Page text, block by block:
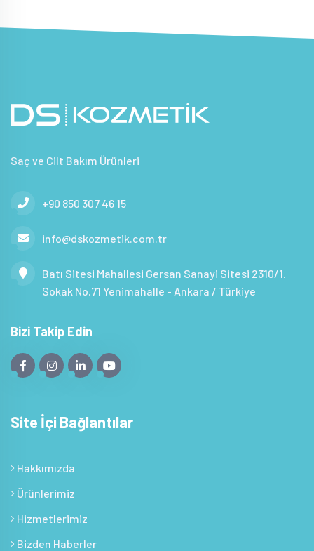
Saç ve Cilt Bakım Ürünleri
+90 850 307 46 15
info@dskozmetik.com.tr
Batı Sitesi Mahallesi Gersan Sanayi Sitesi 2310/1.
Sokak No.71 Yenimahalle - Ankara / Türkiye
Bizi Takip Edin
Site İçi Bağlantılar
Hakkımızda
Ürünlerimiz
Hizmetlerimiz
Bizden Haberler